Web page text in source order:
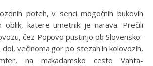
poteh, v senci mogočnih bukovih
oblik, katere umetnik je narava. Prečili
čez Popovo pustinjo ob Slovensko-
dol, večinoma gor po stezah in kolovozih,
na makadamsko cesto Vahta-